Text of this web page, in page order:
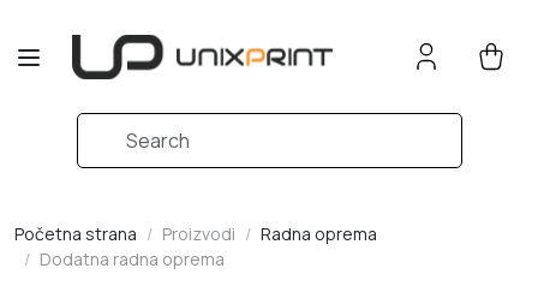
Početna strana Proizvodi
Radna oprema
Dodatna radna oprema